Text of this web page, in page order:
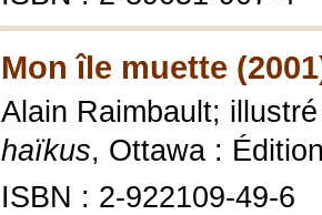
Mon île muette
Alain Raimbault;
haïkus, Ottawa :
ISBN : 2-922109-49-6